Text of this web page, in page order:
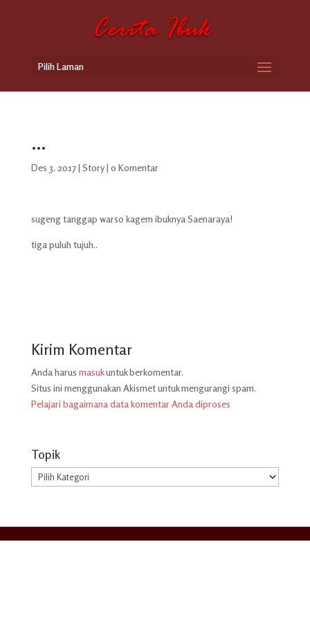
Pilih Laman
…
Des 3, 2017| Story| 0 Komentar
sugeng tanggap warso kagem ibuknya Saenaraya!
tiga puluh tujuh..
Kirim Komentar
Anda harus masukuntuk berkomentar.
Situs ini menggunakan Akismet untuk mengurangi spam.
Pelajari bagaimana data komentar Anda diproses
Topik
Topik